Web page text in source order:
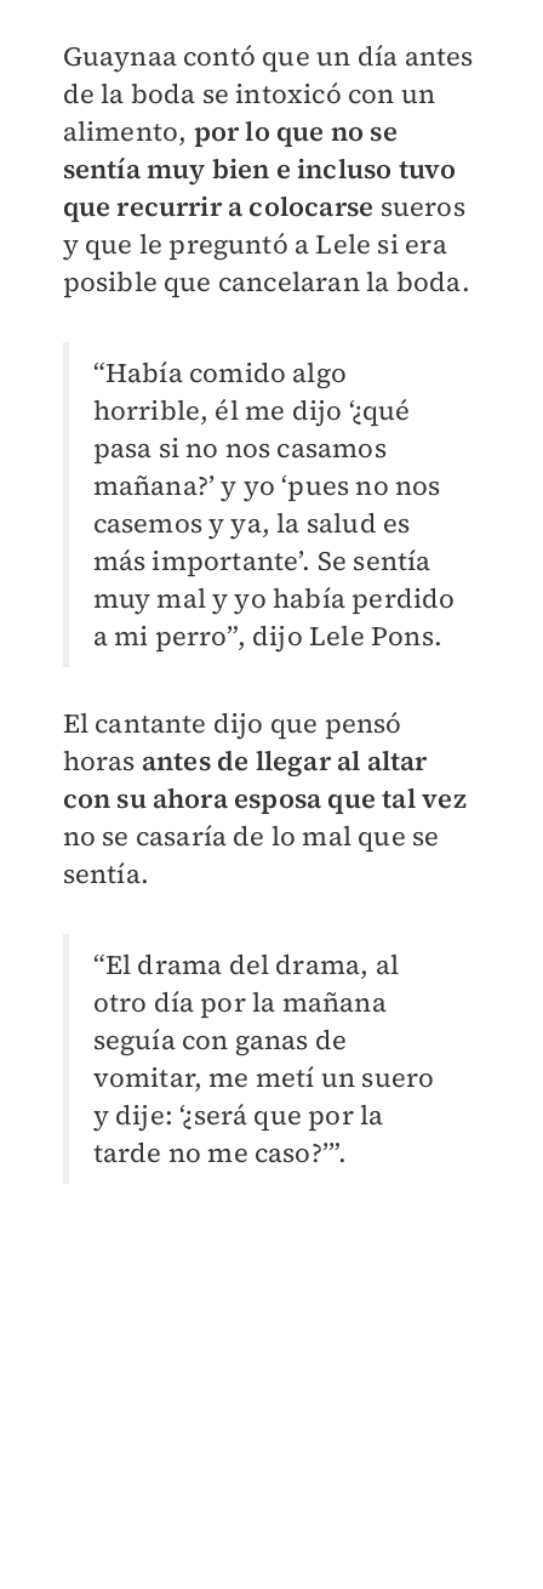
Guaynaa contó que un día antes
de la boda se intoxicó con un
alimento, por lo que no se
sentía muy bien e incluso tuvo
que recurrir a colocarse sueros
y que le preguntó a Lele si era
posible que cancelaran la boda.
“Había comido algo
horrible, él me dijo ‘¿qué
pasa si no nos casamos
mañana?’ y yo ‘pues no nos
casemos y ya, la salud es
más importante’. Se sentía
muy mal y yo había perdido
a mi perro”, dijo Lele Pons.
El cantante dijo que pensó
horas antes de llegar al altar
con su ahora esposa que tal vez
no se casaría de lo mal que se
sentía.
“El drama del drama, al
otro día por la mañana
seguía con ganas de
vomitar, me metí un suero
y dije: ‘¿será que por la
tarde no me caso?’”.